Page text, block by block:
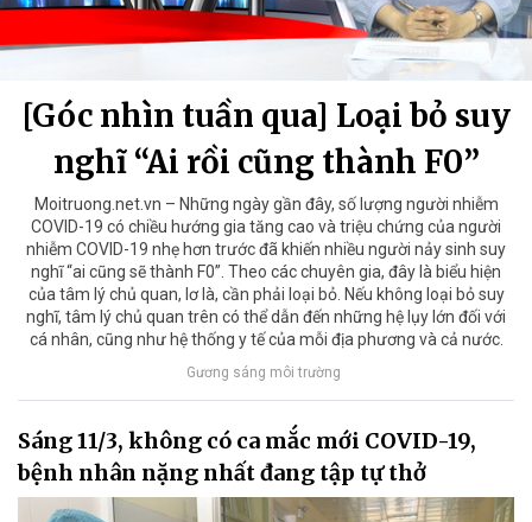
[Góc nhìn tuần qua] Loại bỏ suy
nghĩ “Ai rồi cũng thành F0”
Moitruong.net.vn – Những ngày gần đây, số lượng người nhiễm
COVID-19 có chiều hướng gia tăng cao và triệu chứng của người
nhiễm COVID-19 nhẹ hơn trước đã khiến nhiều người nảy sinh suy
nghĩ “ai cũng sẽ thành F0”. Theo các chuyên gia, đây là biểu hiện
của tâm lý chủ quan, lơ là, cần phải loại bỏ. Nếu không loại bỏ suy
nghĩ, tâm lý chủ quan trên có thể dẫn đến những hệ lụy lớn đối với
cá nhân, cũng như hệ thống y tế của mỗi địa phương và cả nước.
Gương sáng môi trường
Sáng 11/3, không có ca mắc mới COVID-19,
bệnh nhân nặng nhất đang tập tự thở